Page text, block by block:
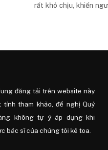
rất khó chịu, khiến
đăng tải trên website này
tính tham khảo, đề nghị Quý
không tự ý áp dụng khi
bác sĩ của chúng tôi kê toa.